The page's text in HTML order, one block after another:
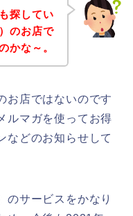
探してい
のお店で
かな～。
お店ではないのです
ルマガを使ってお得
などのお知らせして
のサービスをかなり